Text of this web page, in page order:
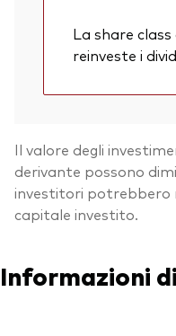
La share
reinveste i
Il valore degli
derivante possono
investitori potrebbero
capitale investito.
Informazioni